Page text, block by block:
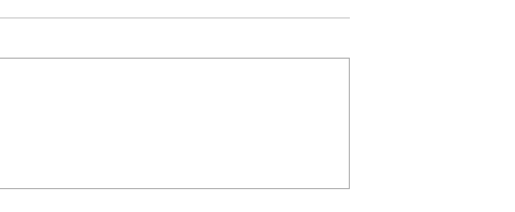
de sens
vrai risque, c’était de ne jamais